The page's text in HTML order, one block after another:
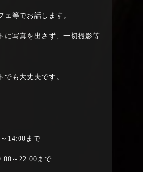
等でお話します。
に写真を出さず、一切撮影等
も大丈夫です。
14:00まで
～22:00まで